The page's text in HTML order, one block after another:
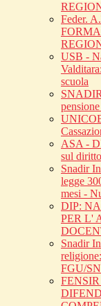
Feder.
USB -
scuola
ASA -
sul
Snadir
legge
mesi -
DIP:
PER L'
Snadir
FGU/